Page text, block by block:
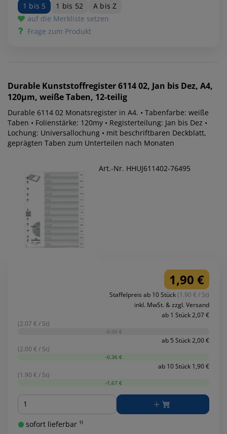
1 bis 5
1 bis 52
A bis Z
auf die Merkliste setzen
Frage zum Produkt
Durable Kunststoffregister 6114 02, Jan bis Dez, A4,
120µm, weiße Taben, 12-teilig
Durable 6114 02 Monatsregister in A4. • Tabenfarbe: weiße
Taben • Folienstärke: 120my • Registerteilung: Jan bis Dez •
Lochung: Universallochung • mit beschriftbaren Deckblatt,
geprägten Taben zum Unterteilen nach Monaten
Art.-Nr. HHUJ611402-76495
1,90 €
Staffelpreis ab 10 Stück(1.90 € / St)
inkl. MwSt. & zzgl. Versand
ab 1 Stück 2,07 €
(2.07 € / St)
-0,00 €
ab 5 Stück 2,00 €
(2.00 € / St)
-0,36 €
ab 10 Stück 1,90 €
(1.90 € / St)
-1,67 €
Menge
sofort lieferbar ¹⁾